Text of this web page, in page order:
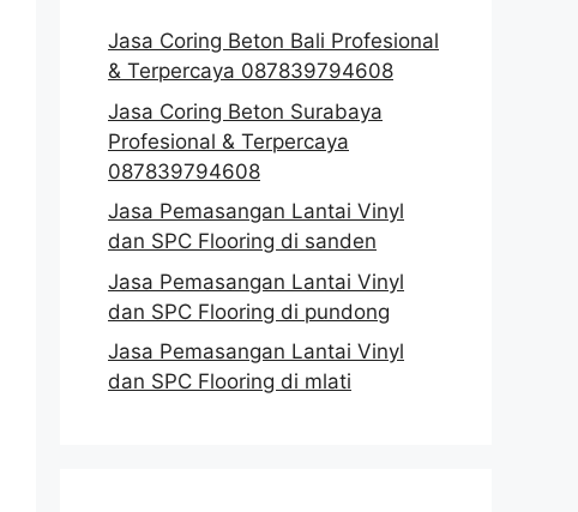
Jasa Coring Beton Bali Profesional
& Terpercaya 087839794608
Jasa Coring Beton Surabaya
Profesional & Terpercaya
087839794608
Jasa Pemasangan Lantai Vinyl
dan SPC Flooring di sanden
Jasa Pemasangan Lantai Vinyl
dan SPC Flooring di pundong
Jasa Pemasangan Lantai Vinyl
dan SPC Flooring di mlati